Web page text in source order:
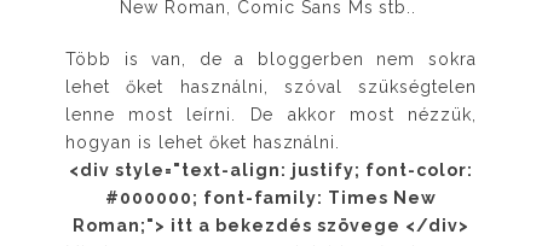
New Roman, Comic Sans Ms stb..
Több is van, de a bloggerben nem sokra
lehet őket használni, szóval szükségtelen
lenne most leírni. De akkor most nézzük,
hogyan is lehet őket használni.
<div style="text-align: justify; font-color:
#000000; font-family: Times New
Roman;"> itt a bekezdés szövege </div>